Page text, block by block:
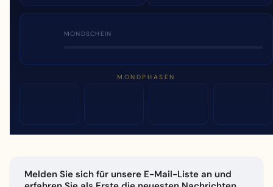
MONDSCHEIN
MONDPHASEN
Melden Sie sich für unsere E-Mail-Liste an und